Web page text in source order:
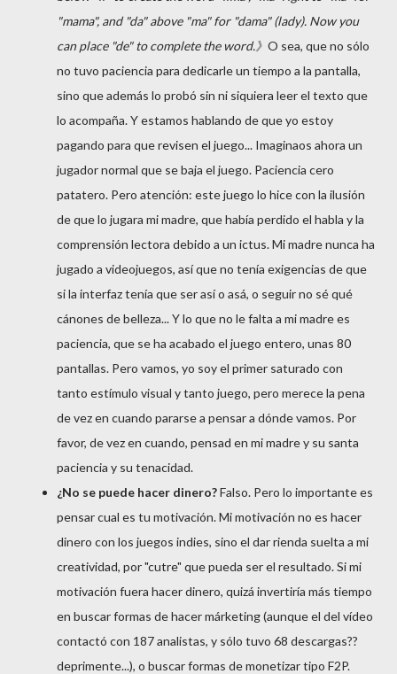
"mama", and "da" above "ma" for "dama" (lady). Now you
can place "de" to complete the word.》 O sea, que no sólo
no tuvo paciencia para dedicarle un tiempo a la pantalla,
sino que además lo probó sin ni siquiera leer el texto que
lo acompaña. Y estamos hablando de que yo estoy
pagando para que revisen el juego... Imaginaos ahora un
jugador normal que se baja el juego. Paciencia cero
patatero. Pero atención: este juego lo hice con la ilusión
de que lo jugara mi madre, que había perdido el habla y la
comprensión lectora debido a un ictus. Mi madre nunca ha
jugado a videojuegos, así que no tenía exigencias de que
si la interfaz tenía que ser así o asá, o seguir no sé qué
cánones de belleza... Y lo que no le falta a mi madre es
paciencia, que se ha acabado el juego entero, unas 80
pantallas. Pero vamos, yo soy el primer saturado con
tanto estímulo visual y tanto juego, pero merece la pena
de vez en cuando pararse a pensar a dónde vamos. Por
favor, de vez en cuando, pensad en mi madre y su santa
paciencia y su tenacidad.
¿No se puede hacer dinero?Falso. Pero lo importante es
pensar cual es tu motivación. Mi motivación no es hacer
dinero con los juegos indies, sino el dar rienda suelta a mi
creatividad, por "cutre" que pueda ser el resultado. Si mi
motivación fuera hacer dinero, quizá invertiría más tiempo
en buscar formas de hacer márketing (aunque el del vídeo
contactó con 187 analistas, y sólo tuvo 68 descargas??
deprimente...), o buscar formas de monetizar tipo F2P.